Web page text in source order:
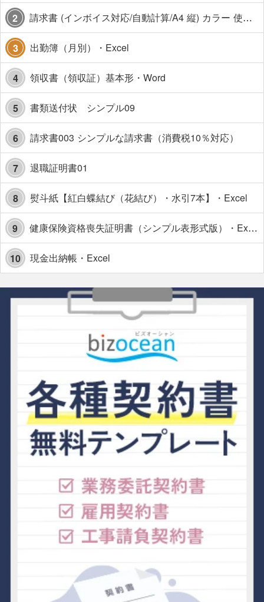
2 請求書 (インボイス対応/自動計算/A4 縦) カラー 使い方解説あり
3 出勤簿（月別）・Excel
4 領収書（領収証）基本形・Word
5 書類送付状 シンプル09
6 請求書003 シンプルな請求書（消費税10％対応）
7 退職証明書01
8 熨斗紙【紅白蝶結び（花結び）・水引7本】・Excel
9 健康保険資格喪失証明書（シンプル表形式版）・Excel【見本付き】
10 現金出納帳・Excel